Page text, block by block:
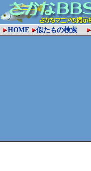
HOME 似たもの検索